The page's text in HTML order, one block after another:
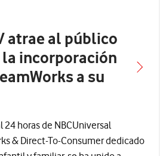
relacionados con
prensa relacionados con
atrae al público
incorporación
a su
24 horas de NBCUniversal
& Direct-To-Consumer dedicado